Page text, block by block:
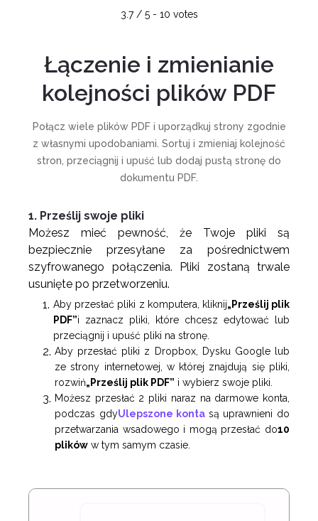
3.7/ 5- 10 votes
Łączenie i zmienianie
kolejności plików PDF
Połącz wiele plików PDF i uporządkuj strony zgodnie
z własnymi upodobaniami. Sortuj i zmieniaj kolejność
stron, przeciągnij i upuść lub dodaj pustą stronę do
dokumentu PDF.
1. Prześlij swoje pliki
Możesz mieć pewność, że Twoje pliki są
bezpiecznie przesyłane za pośrednictwem
szyfrowanego połączenia. Pliki zostaną trwale
usunięte po przetworzeniu.
Aby przesłać pliki z komputera, kliknij„Prześlij plik
PDF”i zaznacz pliki, które chcesz edytować lub
przeciągnij i upuść pliki na stronę.
Aby przesłać pliki z Dropbox, Dysku Google lub
ze strony internetowej, w której znajdują się pliki,
rozwiń„Prześlij plik PDF” i wybierz swoje pliki.
Możesz przesłać 2 pliki naraz na darmowe konta,
podczas gdyUlepszone konta są uprawnieni do
przetwarzania wsadowego i mogą przesłać do10
plików w tym samym czasie.